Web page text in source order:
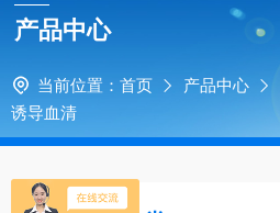
产品中心
当前位置： 首页 产品中心
诱导血清